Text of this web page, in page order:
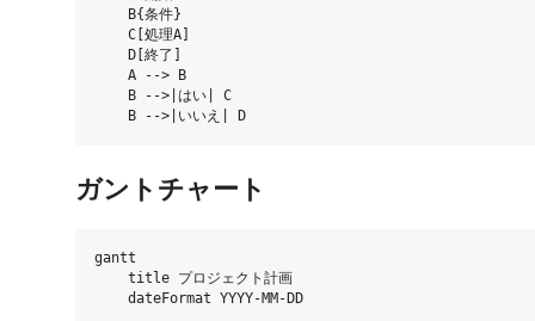
    B{条件}
    C[処理A]
    D[終了]
    A --> B
    B -->|はい| C
ガントチャート
gantt
    title プロジェクト計画
    dateFormat YYYY-MM-DD